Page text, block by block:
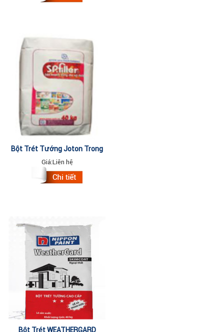
Bột Trét Tường Joton Trong
Nhà 40kg
Giá:Liên hệ
Bột Trét WEATHERGARD